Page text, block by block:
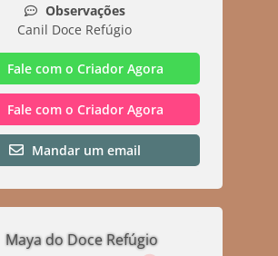
Observações
Canil Doce Refúgio
Fale com o Criador Agora
Fale com o Criador Agora
Mandar um email